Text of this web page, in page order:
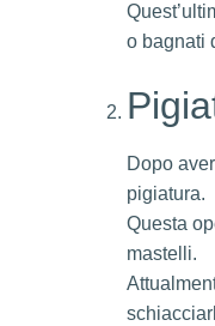
o bagnati
Dopo
pigiatura.
Questa
mastelli.